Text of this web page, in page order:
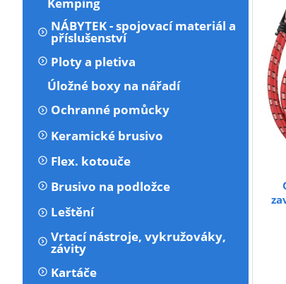
NÁBYTEK - spojovací materiál a
příslušenství
Ploty a pletiva
Úložné boxy na nářadí
Ochranné pomůcky
Keramické brusivo
Flex. kotouče
Brusivo na podložce
Leštění
Vrtací nástroje, vykružováky,
závity
Kartáče